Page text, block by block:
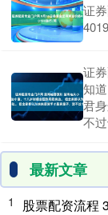
证
证
知
君
不过
最新文章
1 股票配资流程